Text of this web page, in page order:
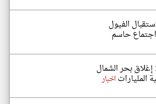
الفيول
حاسم
بحر الشمال
الملياراتاخبار